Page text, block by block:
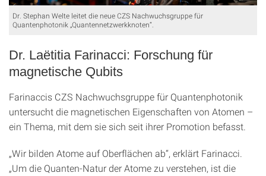
Dr. Stephan Welte leitet die neue CZS Nachwuchsgruppe für
Quantenphotonik „Quantennetzwerkknoten“.
Dr. Laëtitia Farinacci: Forschung für
magnetische Qubits
Farinaccis CZS Nachwuchsgruppe für Quantenphotonik
untersucht die magnetischen Eigenschaften von Atomen –
ein Thema, mit dem sie sich seit ihrer Promotion befasst.
„Wir bilden Atome auf Oberflächen ab“, erklärt Farinacci.
„Um die Quanten-Natur der Atome zu verstehen, ist die